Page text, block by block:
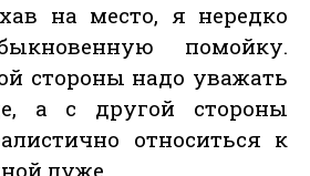
на место, я нередко
помойку.
стороны надо уважать
а с другой стороны
относиться к
луже.